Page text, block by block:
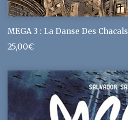
MEGA 3 : La Danse Des Chacals
25,00€